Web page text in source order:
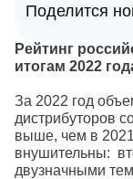
Поделится
Рейтинг
итогам 2022
За 2022 год
дистрибуторов
выше, чем в 2021
внушительны:
двузначными